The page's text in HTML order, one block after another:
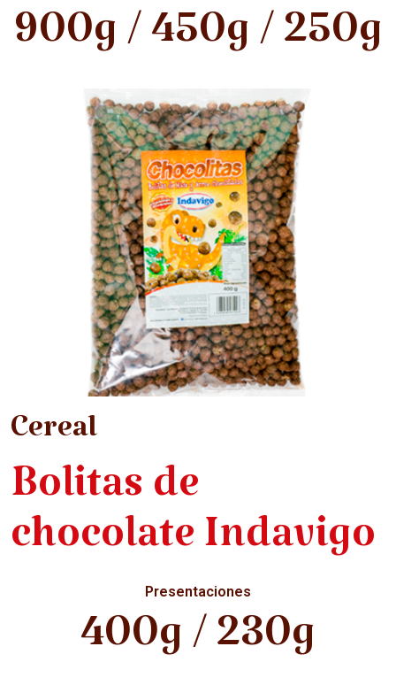
900g / 450g / 250g
Cereal
Bolitas de
chocolate Indavigo
Presentaciones
400g / 230g